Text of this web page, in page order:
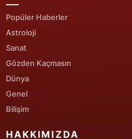
Popüler Haberler
Astroloji
Sanat
Gözden Kaçmasın
Dünya
Genel
Bilişim
HAKKIMIZDA